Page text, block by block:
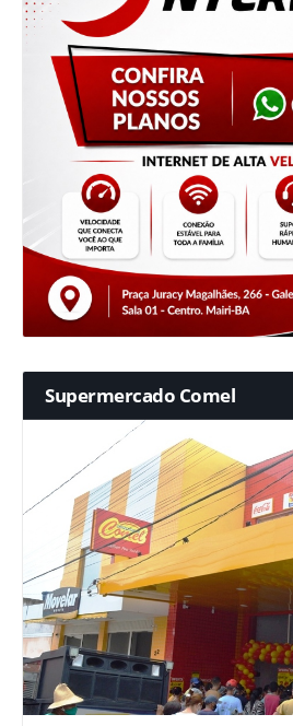
Supermercado Comel